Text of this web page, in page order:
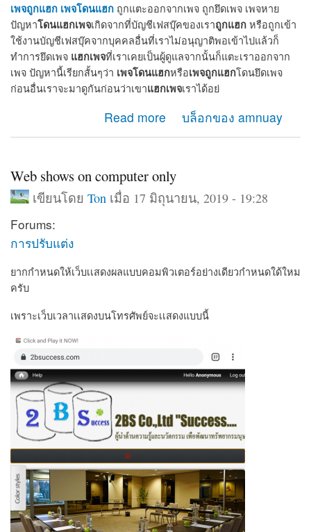
เพจถูกแฮก เพจโดนแฮก ถูกแตะออกจากเพจ ถูกยึดเพจ เพจหาย
ปัญหาโดนแฮกเพจเกิดจากที่บัญชีเฟสบุ๊คของเราถูกแฮก หรือถูกเข้า
ใช้งานบัญชีเฟสบุ๊คจากบุคคลอื่นที่เราไม่อนุญาติพอเข้าไปแล้วก็
ทำการยึดเพจ แฮกเพจที่เราเคยเป็นผู้ดูแลจากนั้นก็แตะเราออกจาก
เพจ ปัญหานี้เรียกสั้นๆว่า เพจโดนแฮกหรือเพจถูกแฮกโดนยึดเพจ
ก่อนอื่นเราจะมาดูกันก่อนว่าเขาแฮกเพจเราได้อย่
Read more
about เมื่อเพจโดนแฮก เพจถูกแฮก จะกู้เพจคืนได้อย่างไร
บล็อกของ amnuay
Web shows on computer only
เขียนโดย Ton เมื่อ 17 มิถุนายน, 2019 - 19:28
Forums:
การปรับแต่ง
ยากกำหนดให้เว็บเเสดงผลแบบคอมพิวเตอร์อย่างเดียวกำหนดใด้ใหม
ครับ
เพราะเว็บเวลาเเสดงบนโทรศัพย์จะเเสดงแบบนี้